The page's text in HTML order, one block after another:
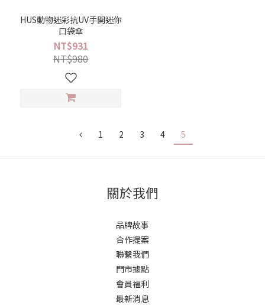
HUS動物迷彩抗UV手開迷你
口袋傘
NT$931
NT$980
1 2 3 4 5
關於我們
品牌故事
合作提案
聯繫我們
門市據點
會員福利
最新消息